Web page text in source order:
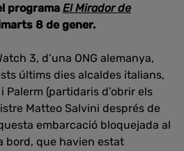
programa El Mirador de
8 de gener.
3, d’una ONG alemanya,
últims dies alcaldes italians,
Palerm (partidaris d’obrir els
Matteo Salvini després de
embarcació bloquejada al
bord, que havien estat